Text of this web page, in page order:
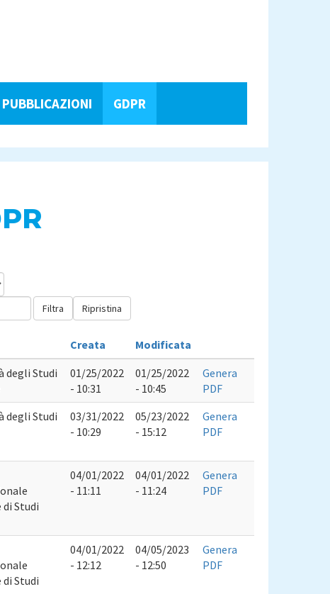
PUBBLICAZIONI GDPR
Filtra Ripristina
Creata
Modificata
degli Studi
01/25/2022
- 10:31
01/25/2022
- 10:45
Genera
PDF
degli Studi
03/31/2022
- 10:29
05/23/2022
- 15:12
Genera
PDF
di Studi
04/01/2022
- 11:11
04/01/2022
- 11:24
Genera
PDF
di Studi
04/01/2022
- 12:12
04/05/2023
- 12:50
Genera
PDF